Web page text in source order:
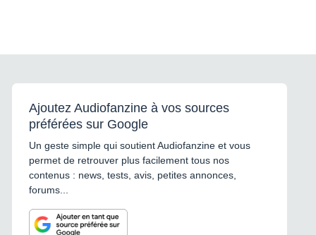
Ajoutez Audiofanzine à vos sources
préférées sur Google
Un geste simple qui soutient Audiofanzine et vous
permet de retrouver plus facilement tous nos
contenus : news, tests, avis, petites annonces,
forums...